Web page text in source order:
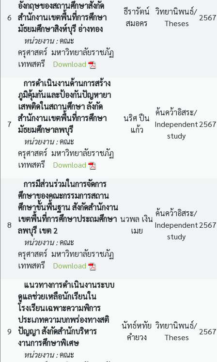
6
อังกฤษของสถานศึกษาสังกัด
สำนักงานเขตพื้นที่การศึกษา
มัธยมศึกษาสิงห์บุรี อ่างทอง
หน่วยงาน :คณะ
ครุศาสตร์ มหาวิทยาลัยราชภัฏ
เทพสตรี Download
ธีรารัตน์
สมอคร
วิทยานิพนธ์/
Theses
2567
7
การดำเนินงานด้านการสร้าง
ภูมิคุ้มกันและป้องกันปัญหายา
เสพติดในสถานศึกษา ลังกัด
สำนักงานเขตพื้นที่การศึกษา
มัธยมศึกษาลพบุรี
หน่วยงาน :คณะ
ครุศาสตร์ มหาวิทยาลัยราชภัฏ
เทพสตรี Download
นริศ ปืน
แก้ว
ค้นคว้าอิสระ/
Independent
study
2567
8
การมีส่วนร่วมในการจัดการ
ศึกษาของคณะกรรมการสถาน
ศึกษาขั้นพื้นฐาน สังกัดสำนักงาน
เขตพื้นที่การศึกษาประถมศึกษา
ลพบุรี เขต 2
หน่วยงาน :คณะ
ครุศาสตร์ มหาวิทยาลัยราชภัฏ
เทพสตรี Download
นวพล เงิน
เมย
ค้นคว้าอิสระ/
Independent
study
2567
9
แนวทางการดำเนินงานระบบ
ดูแลช่วยเหลือนักเรียนใน
โรงเรียนเฉพาะความพิการ
ประเภทความบกพร่องทางสติ
ปัญญา สังกัดสำนักบริหาร
งานการศึกษาพิเศษ
หน่วยงาน :คณะ
นัทธ์หทัย
คำยวง
วิทยานิพนธ์/
Theses
2567